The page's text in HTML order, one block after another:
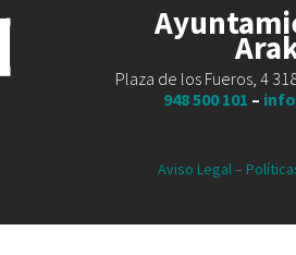
Plaza de los Fueros, 4
948 500 101 –
Aviso Legal–